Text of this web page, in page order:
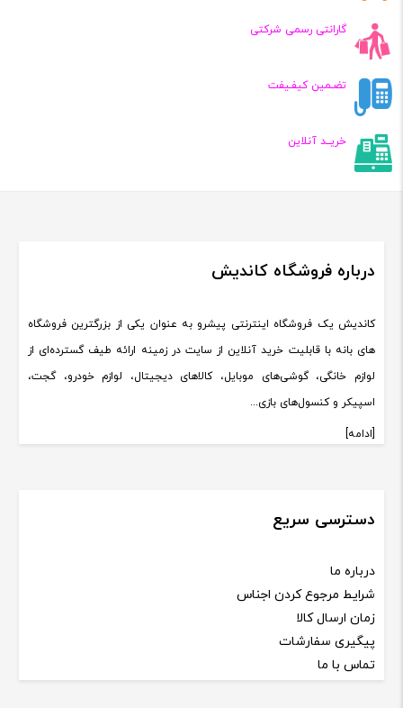
گارانتی رسمی شرکتی
تضـمین کیفـیفت
خریــد آنلاین
درباره فروشگاه کاندیش
کاندیش یک فروشگاه اینترنتی پیشرو به عنوان یکی از بزرگترین فروشگاه
های بانه با قابلیت خرید آنلاین از سایت در زمینه ارائه طیف گسترده‌ای از
لوازم خانگی، گوشی‌های موبایل، کالاهای دیجیتال، لوازم خودرو، گجت،
اسپیکر و کنسول‌های بازی...
[ادامه]
دسترسی سریع
درباره ما
شرایط مرجوع کردن اجناس
زمان ارسال کالا
پیگیری سفارشات
تماس با ما